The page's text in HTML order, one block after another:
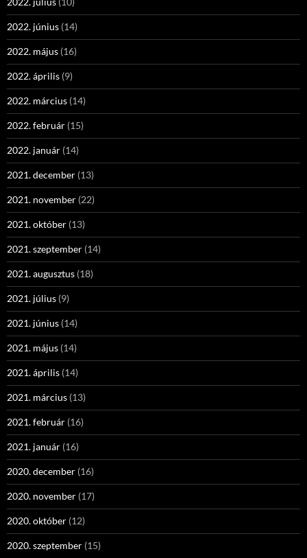
2022. június (14)
2022. május (16)
2022. április (9)
2022. március (14)
2022. február (15)
2022. január (14)
2021. december (13)
2021. november (22)
2021. október (13)
2021. szeptember (14)
2021. augusztus (18)
2021. július (9)
2021. június (14)
2021. május (14)
2021. április (14)
2021. március (13)
2021. február (16)
2021. január (16)
2020. december (16)
2020. november (17)
2020. október (12)
2020. szeptember (15)